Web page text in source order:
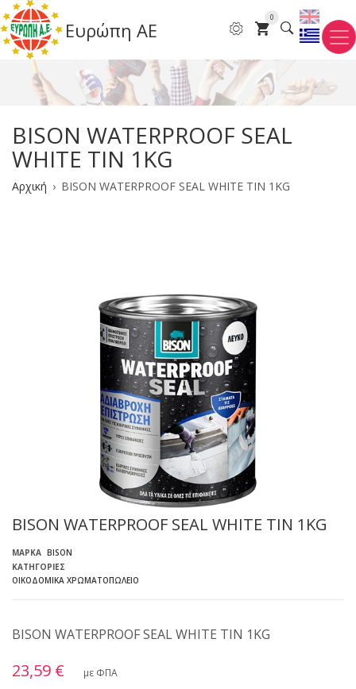
Παράκαμψη
προς
το
κυρίως
περιεχόμενο
Ευρώπη ΑΕ
0
BISON WATERPROOF SEAL
WHITE TIN 1KG
Breadcrumb
Αρχική BISON WATERPROOF SEAL WHITE TIN 1KG
BISON WATERPROOF SEAL WHITE TIN 1KG
ΜΆΡΚΑ BISON
ΚΑΤΗΓΟΡΊΕΣ
ΟΙΚΟΔΟΜΙΚΆ ΧΡΩΜΑΤΟΠΩΛΕΊΟ
BISON WATERPROOF SEAL WHITE TIN 1KG
23,59 € με ΦΠΑ